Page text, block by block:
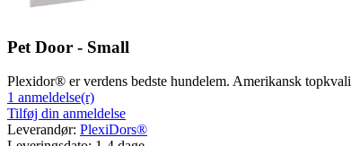
Pet Door - Small
Plexidor® er verdens bedste hundelem. Amerikansk
1 anmeldelse(r)
Tilføj din anmeldelse
Leverandør: PlexiDors®